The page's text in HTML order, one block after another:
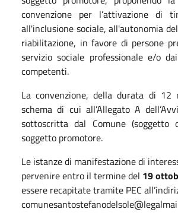
convenzione per l’attivazione di
all'inclusione sociale, all'autonomia
riabilitazione, in favore di persone
servizio sociale professionale e/o
competenti.
La convenzione, della durata di 12
schema di cui all’Allegato A
sottoscritta dal Comune (soggetto
soggetto promotore.
Le istanze di manifestazione di
pervenire entro il termine del 19
essere recapitate tramite PEC